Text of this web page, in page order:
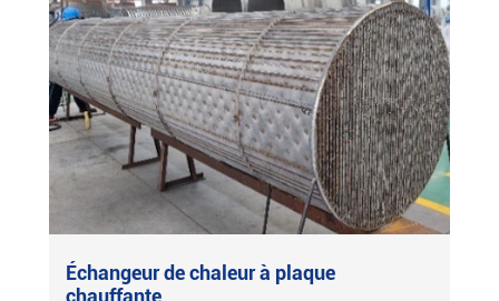
Échangeur de chaleur à plaque
chauffante